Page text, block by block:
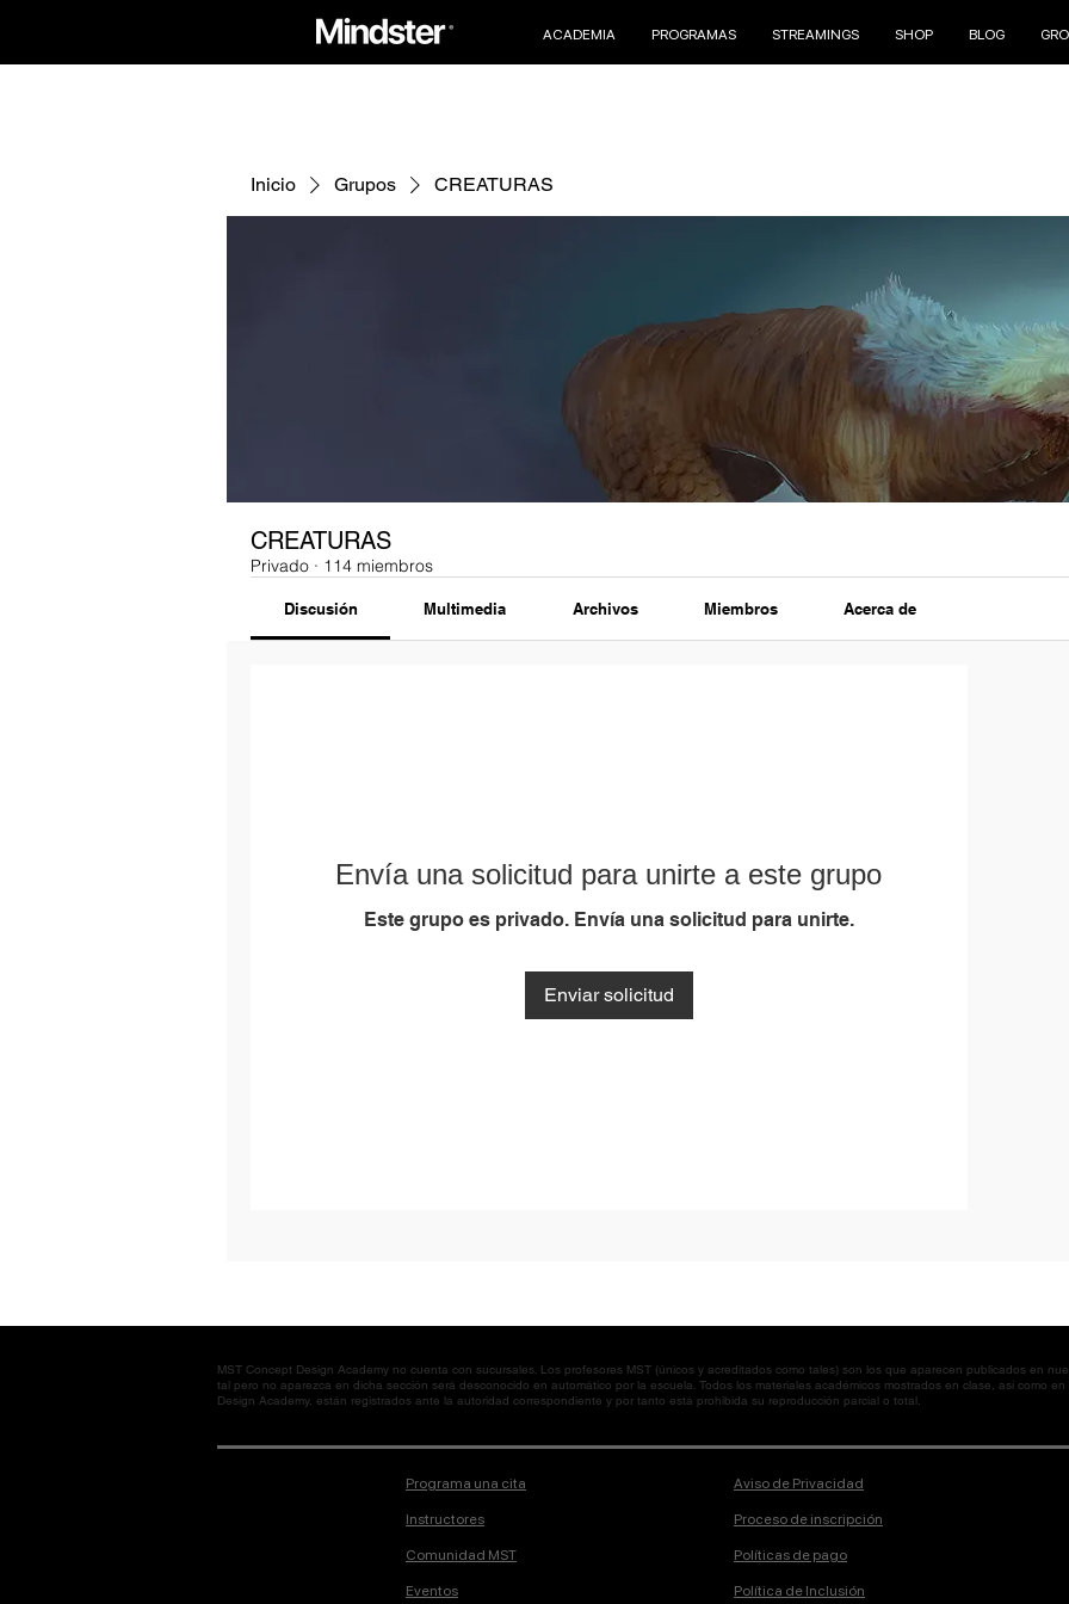
ACADEMIA PROGRAMAS STREAMINGS SHOP BLOG
Inicio Grupos CREATURAS
CREATURAS
Privado · 114 miembros
Discusión Multimedia Archivos Miembros Acerca de
Envía una solicitud para unirte a este grupo
Este grupo es privado. Envía una solicitud para unirte.
Enviar solicitud
MST Concept Design Academy no cuenta con sucursales. Los profesores MST (únicos y acreditados como tales) son los que aparecen publicados en
tal pero no aparezca en dicha sección será desconocido en automático por la escuela. Todos los materiales académicos mostrados en clase, así como
Design Academy, están registrados ante la autoridad correspondiente y por tanto está prohibida su reproducción parcial o total.
Programa una cita
Instructores
Comunidad MST
Eventos
Aviso de Privacidad
Proceso de inscripción
Políticas de pago
Política de Inclusión